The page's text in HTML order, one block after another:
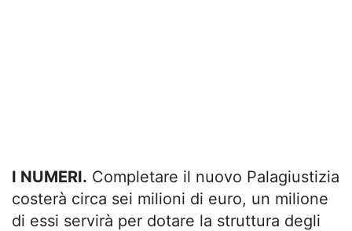
I NUMERI. Completare il nuovo Palagiustizia
costerà circa sei milioni di euro, un milione
di essi servirà per dotare la struttura degli